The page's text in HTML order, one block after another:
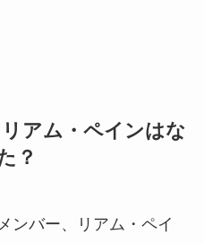
アム・ペインはな
？
ンバー、リアム・ペイ